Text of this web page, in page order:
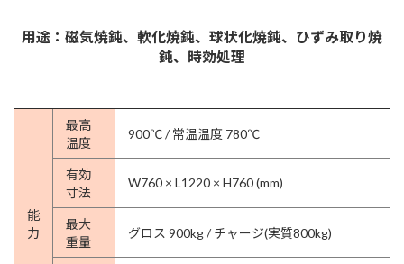
用途：磁気焼鈍、軟化焼鈍、球状化焼鈍、ひずみ取り焼
鈍、時効処理
能
力
最高
温度
900℃ / 常温温度 780℃
有効
寸法
W760 × L1220 × H760 (mm)
最大
重量
グロス 900kg / チャージ(実質800kg)